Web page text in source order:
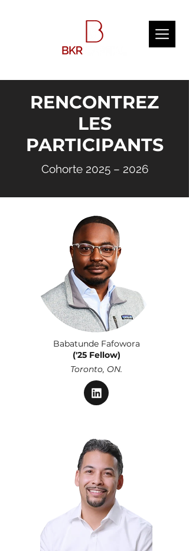
RENCONTREZ
LES
PARTICIPANTS
Cohorte 2025 – 2026
Babatunde Fafowora
('25 Fellow)
Toronto, ON.